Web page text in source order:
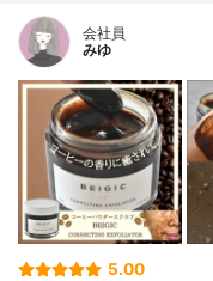
会社員
みゆ
5.00